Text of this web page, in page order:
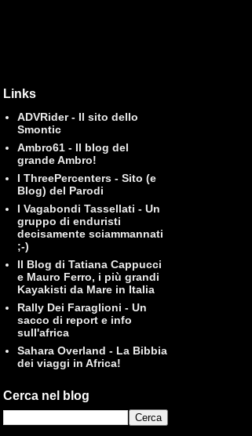
Links
ADVRider - Il sito dello
Smontic
Ambro61 - Il blog del
grande Ambro!
I ThreePercenters - Sito (e
Blog) del Parodi
I Vagabondi Tassellati - Un
gruppo di enduristi
decisamente sciammannati
;-)
Il Blog di Tatiana Cappucci
e Mauro Ferro, i più grandi
Kayakisti da Mare in Italia
Rally Dei Faraglioni - Un
sacco di report e info
sull'africa
Sahara Overland - La Bibbia
dei viaggi in Africa!
Cerca nel blog